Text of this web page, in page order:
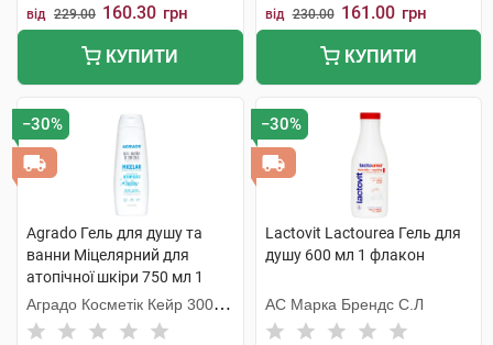
від 229.00 160.30 грн
КУПИТИ
від 230.00 161.00 грн
КУПИТИ
−30%
Agrado Гель для душу та
ванни Міцелярний для
атопічної шкіри 750 мл 1
флакон
Аградо Косметік Кейр 3000
С.Л.У.
−30%
Lactovit Lactourea Гель для
душу 600 мл 1 флакон
АС Марка Брендс С.Л